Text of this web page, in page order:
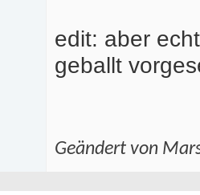
edit: aber
geballt
Geändert von